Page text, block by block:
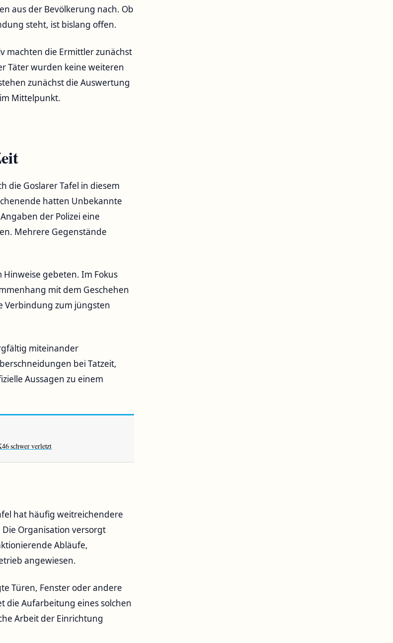
aus der Bevölkerung nach. Ob
steht, ist bislang offen.
machten die Ermittler zunächst
Täter wurden keine weiteren
zunächst die Auswertung
Mittelpunkt.
die Goslarer Tafel in diesem
hatten Unbekannte
der Polizei eine
Mehrere Gegenstände
gebeten. Im Fokus
mit dem Geschehen
Verbindung zum jüngsten
miteinander
bei Tatzeit,
Aussagen zu einem
schwer verletzt
hat häufig weitreichendere
Organisation versorgt
Abläufe,
angewiesen.
Türen, Fenster oder andere
die Aufarbeitung eines solchen
Arbeit der Einrichtung